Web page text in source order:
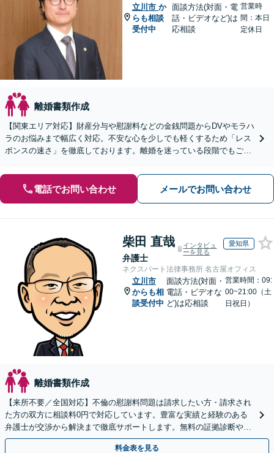
立川市 か
らも相談
受付中
面談方法(対面・電
話・ビデオなど)は
応相談
営業時
間：本日
定休日
離婚書類作成
【関東エリア対応】財産分与や慰謝料などの金銭問題からDVやモラハ
ラのお悩みまで幅広く対応。不安な心を少しでも軽くするため「レス
ポンスの速さ」を徹底しております。離婚を迷っている段階でもご相
電話でお問い合わせ メールでお問い合わせ
柴田 直哉
弁護士
インタビュ
ーを見る
愛知県
ネクスパート法律事務所 名古屋オフィス
立川市
からも相
談受付中
面談方法(対面・
電話・ビデオな
ど)は応相談
営業時間：09:
00~21:00（土
日祝日）
離婚書類作成
【来所不要／全国対応】不倫の慰謝料問題は請求したい方・請求され
た方の双方に相談料0円で対応しています。豊富な実績と経験のある
弁護士が交渉から解決まで徹底サポートします。無料の証拠診断や着
手金の返還保証もありますので安心してご相談ください。
料金表を見る